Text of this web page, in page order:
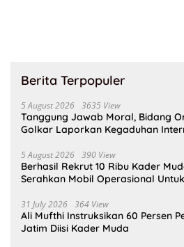
Berita Terpopuler
5 August 2026 3635 View
Tanggung Jawab Moral, Bidang
Golkar Laporkan Kegaduhan
5 August 2026 390 View
Berhasil Rekrut 10 Ribu Kader
Serahkan Mobil Operasional
31 July 2026 364 View
Ali Mufthi Instruksikan 60 Persen
Jatim Diisi Kader Muda